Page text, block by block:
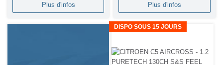
Plus d'infos Plus d'infos
DISPO SOUS 15 JOURS